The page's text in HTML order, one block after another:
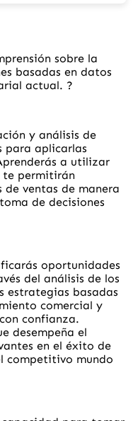
sobre la
basadas en datos
actual. ?️
y análisis de
para aplicarlas
a utilizar
te permitirán
ventas de manera
de decisiones
oportunidades
del análisis de los
estrategias basadas
comercial y
confianza.
desempeña el
en el éxito de
competitivo mundo